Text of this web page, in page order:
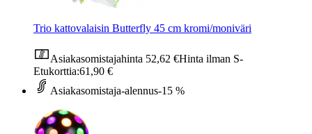
Trio kattovalaisin Butterfly 45 cm kromi/moniväri
Asiakasomistajahinta 52,62 €Hinta ilman S-
Etukorttia:61,90 €
Asiakasomistaja-alennus-15 %